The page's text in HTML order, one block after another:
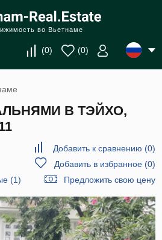
во Вьетнаме
(0) (0)
В ТЭЙХО,
Добавить к сравнению (0)
Добавить в избранное(0)
(1)
Предложить свою цену